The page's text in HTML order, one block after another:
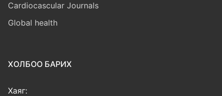
Cardiocascular Journals
Global health
ХОЛБОО БАРИХ
Хаяг: